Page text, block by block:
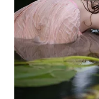
TANJUNG
LESUNG
WN
KARO